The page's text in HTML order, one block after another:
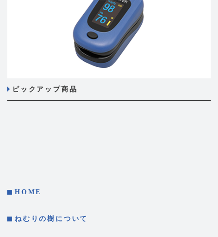
ピックアップ商品
HOME
ねむりの樹について